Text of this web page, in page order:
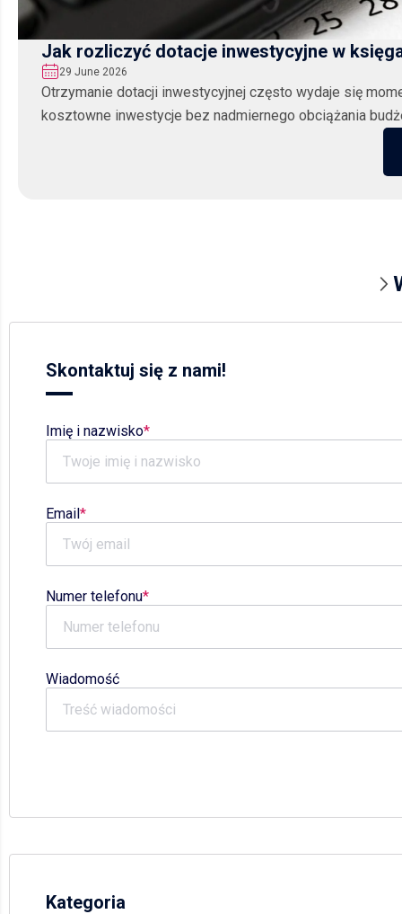
Jak rozliczyć dotacje inwestycyjne w
29 June 2026
Otrzymanie dotacji inwestycyjnej często wydaje się
kosztowne inwestycje bez nadmiernego obciążania
Skontaktuj się z nami!
Imię i nazwisko
Email
Numer telefonu
Wiadomość
Kategoria